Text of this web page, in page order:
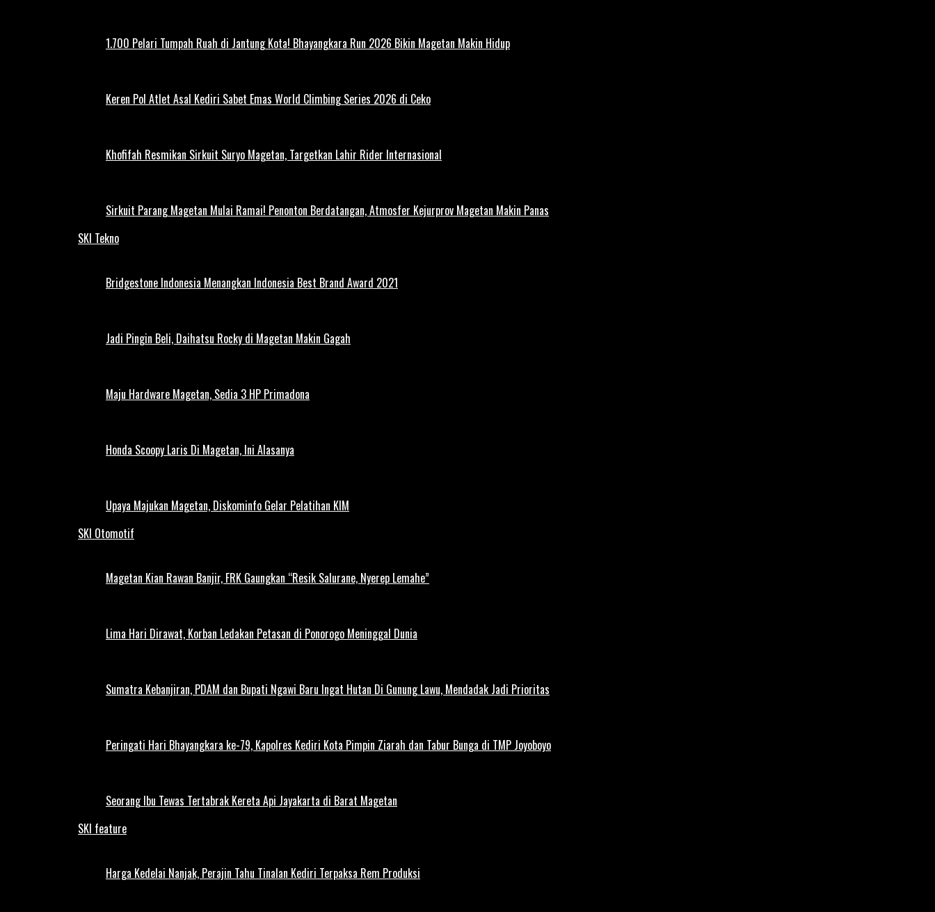
1.700 Pelari Tumpah Ruah di Jantung Kota! Bhayangkara Run 2026 Bikin Magetan Makin Hidup
Keren Pol Atlet Asal Kediri Sabet Emas World Climbing Series 2026 di Ceko
Khofifah Resmikan Sirkuit Suryo Magetan, Targetkan Lahir Rider Internasional
Sirkuit Parang Magetan Mulai Ramai! Penonton Berdatangan, Atmosfer Kejurprov Magetan Makin Panas
SKI Tekno
Bridgestone Indonesia Menangkan Indonesia Best Brand Award 2021
Jadi Pingin Beli, Daihatsu Rocky di Magetan Makin Gagah
Maju Hardware Magetan, Sedia 3 HP Primadona
Honda Scoopy Laris Di Magetan, Ini Alasanya
Upaya Majukan Magetan, Diskominfo Gelar Pelatihan KIM
SKI Otomotif
Magetan Kian Rawan Banjir, FRK Gaungkan “Resik Salurane, Nyerep Lemahe”
Lima Hari Dirawat, Korban Ledakan Petasan di Ponorogo Meninggal Dunia
Sumatra Kebanjiran, PDAM dan Bupati Ngawi Baru Ingat Hutan Di Gunung Lawu, Mendadak Jadi Prioritas
Peringati Hari Bhayangkara ke-79, Kapolres Kediri Kota Pimpin Ziarah dan Tabur Bunga di TMP Joyoboyo
Seorang Ibu Tewas Tertabrak Kereta Api Jayakarta di Barat Magetan
SKI feature
Harga Kedelai Nanjak, Perajin Tahu Tinalan Kediri Terpaksa Rem Produksi